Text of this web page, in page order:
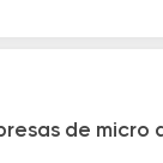
de micro